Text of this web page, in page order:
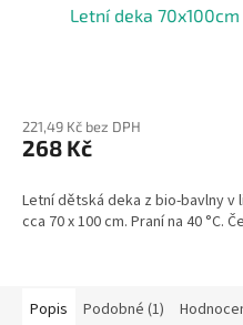
Letní deka
221,49 Kč bez DPH
268 Kč
Letní dětská deka z bio-bavlny
cca 70 x 100 cm. Praní na 40 °C.
Popis Podobné (1)